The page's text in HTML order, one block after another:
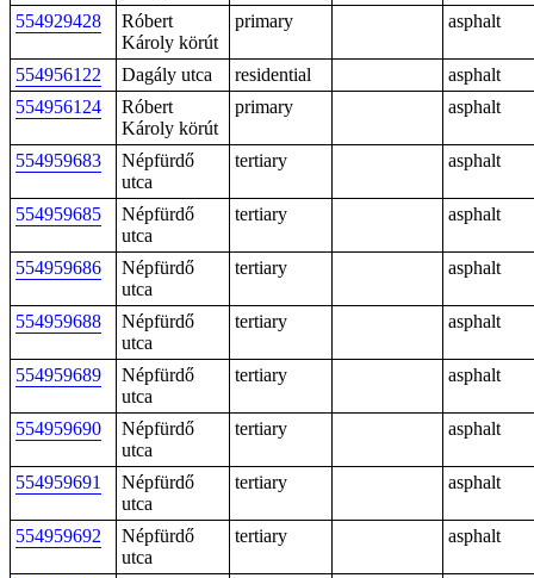
554929428
Róbert
Károly körút
primary asphalt
554956122 Dagály utca residential
asphalt
554956124
Róbert
Károly körút
primary asphalt
554959683
Népfürdő
utca
tertiary asphalt
554959685
Népfürdő
utca
tertiary asphalt
554959686
Népfürdő
utca
tertiary asphalt
554959688
Népfürdő
utca
tertiary asphalt
554959689
Népfürdő
utca
tertiary asphalt
554959690
Népfürdő
utca
tertiary asphalt
554959691
Népfürdő
utca
tertiary asphalt
554959692
Népfürdő
utca
tertiary asphalt